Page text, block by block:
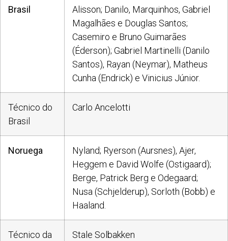
Brasil
Alisson; Danilo, Marquinhos, Gabriel
Magalhães e Douglas Santos;
Casemiro e Bruno Guimarães
(Éderson); Gabriel Martinelli (Danilo
Santos), Rayan (Neymar), Matheus
Cunha (Endrick) e Vinicius Júnior.
Técnico do
Brasil
Carlo Ancelotti
Noruega
Nyland; Ryerson (Aursnes), Ajer,
Heggem e David Wolfe (Ostigaard);
Berge, Patrick Berg e Odegaard;
Nusa (Schjelderup), Sorloth (Bobb) e
Haaland.
Técnico da
Stale Solbakken